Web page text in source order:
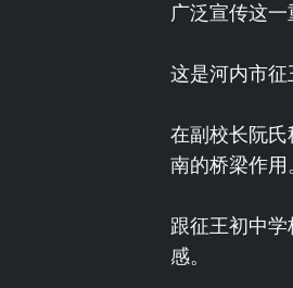
广泛宣传这一
这是河内市征
在副校长阮
南的桥梁作用
跟征王初中
感。